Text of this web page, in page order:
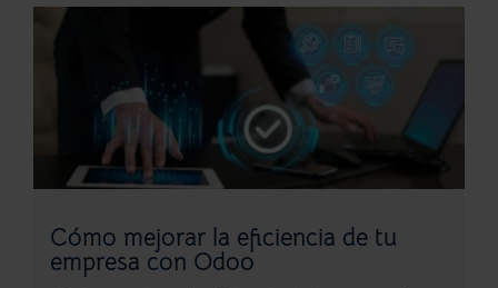
Cómo mejorar la eficiencia de tu
empresa con Odoo